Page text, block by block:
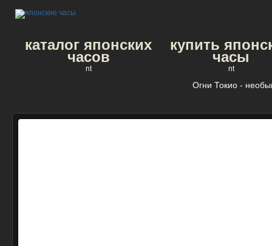
каталог японских
часов
nt
купить
часы
nt
Огни Токио -